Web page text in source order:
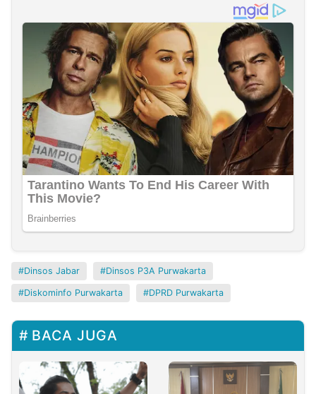
Dinsos Jabar Dinsos P3A Purwakarta
Diskominfo Purwakarta DPRD Purwakarta
BACA JUGA